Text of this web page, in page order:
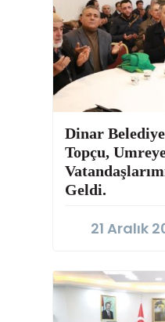
Dinar Belediye
Topçu,
Geldi.
21 Aralık